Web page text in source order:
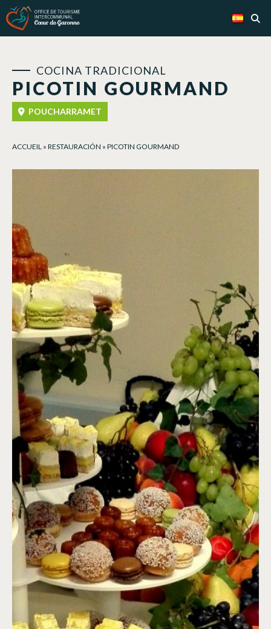
PICOTIN GOURMAND
COCINA TRADICIONAL
POUCHARRAMET
ACCUEIL » RESTAURACIÓN » PICOTIN GOURMAND
Panel de gestión de cookies